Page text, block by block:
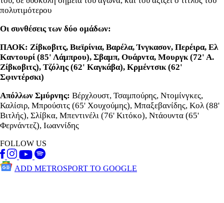
πολυτιμότερου
Oι συνθέσεις των δύο ομάδων:
ΠΑΟΚ: Ζίβκοβιτς, Βιεϊρίνια, Βαρέλα, Ίνγκασον, Περέιρα, Ελ
Καντουρί (85' Λάμπρου), Σβαμπ, Ουάρντα, Μουργκ (72' Α.
Ζίβκοβιτς), Τζόλης (62' Καγκάβα), Κρμέντσικ (62'
Σφιντέρσκι)
Απόλλων Σμύρνης: Βέρχλουστ, Τσαμπούρης, Ντομίνγκες,
Καλίσιρ, Μπρούσιτς (65' Χουχούμης), Μπαξεβανίδης, Κολ (88'
Βιτλής), Σλίβκα, Μπεντινέλι (76' Κιτόκο), Ντάουντα (65'
Φερνάντεζ), Ιωαννίδης
FOLLOW US
ADD METROSPORT TO GOOGLE